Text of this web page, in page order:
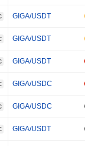
GIGA/USDT
GIGA/USDT
GIGA/USDT
GIGA/USDC
GIGA/USDC
GIGA/USDT